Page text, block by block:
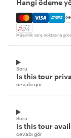
Hangi ödeme
Mastercard,
Müsaitlik varış noktasına
Soru
Is this tour
cevabı gör
Soru
Is this tour
cevabı gör